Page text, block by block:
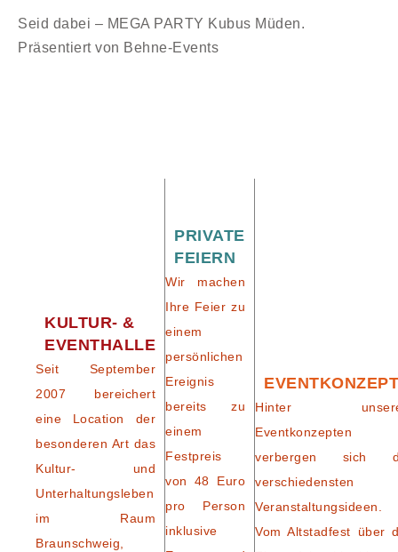
Seid dabei – MEGA PARTY Kubus Müden.
Präsentiert von Behne-Events
KULTUR- &
EVENTHALLE
Seit September
2007 bereichert
eine Location der
besonderen Art das
Kultur- und
Unterhaltungsleben
im Raum
Braunschweig,
PRIVATE
FEIERN
Wir machen
Ihre Feier zu
einem
persönlichen
Ereignis
bereits zu
einem
Festpreis
von 48 Euro
pro Person
inklusive
Hinter
Eventkonzepten
verbergen sich
verschiedensten
Veranstaltungsideen.
Vom Altstadfest über